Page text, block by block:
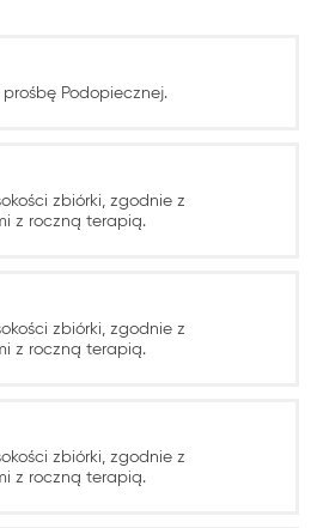
Podopiecznej.
zbiórki, zgodnie z
z roczną terapią.
zbiórki, zgodnie z
z roczną terapią.
zbiórki, zgodnie z
z roczną terapią.